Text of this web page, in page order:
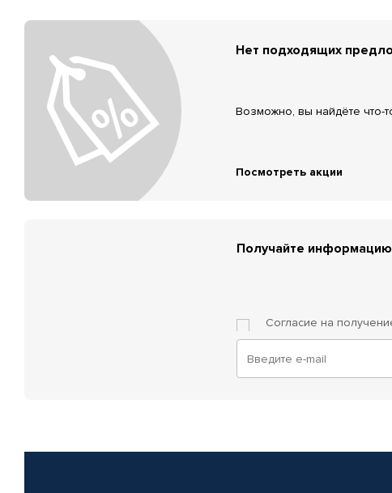
Нет подходящих
Возможно, вы найдёте что-
Посмотреть акции
Получайте
Согласие на